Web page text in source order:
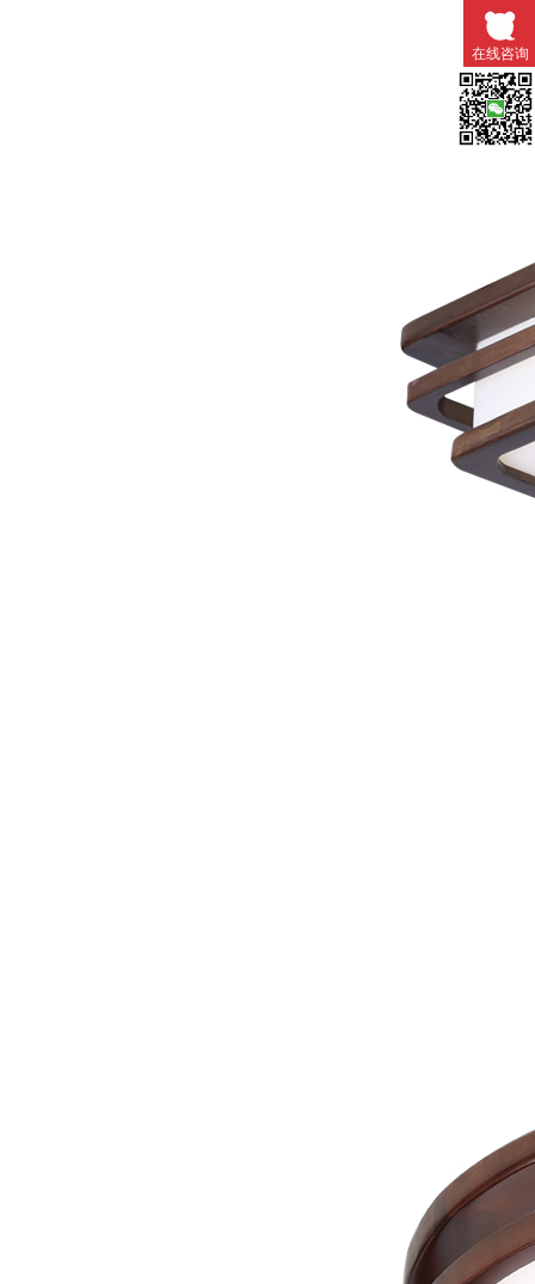
在线咨询
微信扫一扫